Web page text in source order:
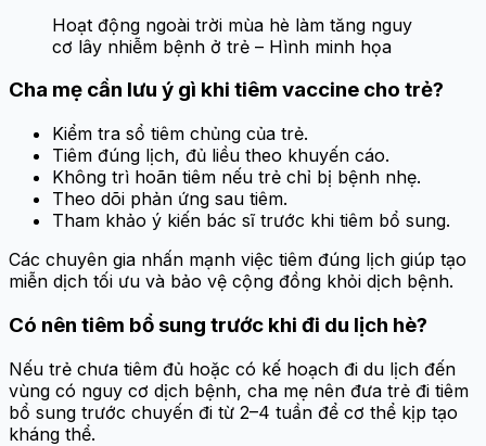
Hoạt động ngoài trời mùa hè làm tăng nguy
cơ lây nhiễm bệnh ở trẻ – Hình minh họa
Cha mẹ cần lưu ý gì khi tiêm vaccine cho trẻ?
Kiểm tra sổ tiêm chủng của trẻ.
Tiêm đúng lịch, đủ liều theo khuyến cáo.
Không trì hoãn tiêm nếu trẻ chỉ bị bệnh nhẹ.
Theo dõi phản ứng sau tiêm.
Tham khảo ý kiến bác sĩ trước khi tiêm bổ sung.
Các chuyên gia nhấn mạnh việc tiêm đúng lịch giúp tạo
miễn dịch tối ưu và bảo vệ cộng đồng khỏi dịch bệnh.
Có nên tiêm bổ sung trước khi đi du lịch hè?
Nếu trẻ chưa tiêm đủ hoặc có kế hoạch đi du lịch đến
vùng có nguy cơ dịch bệnh, cha mẹ nên đưa trẻ đi tiêm
bổ sung trước chuyến đi từ 2–4 tuần để cơ thể kịp tạo
kháng thể.